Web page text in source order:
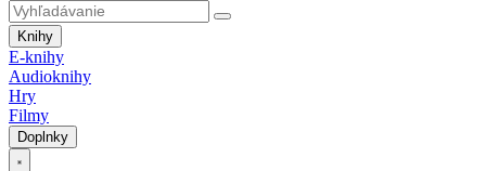
Knihy
E-knihy
Audioknihy
Hry
Filmy
Doplnky